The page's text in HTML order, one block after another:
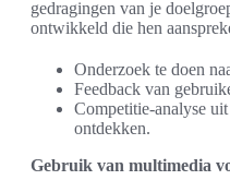
gedragingen van je
ontwikkeld die hen
Onderzoek te doen
Feedback van
Competitie-analyse
ontdekken.
Gebruik van multimedia